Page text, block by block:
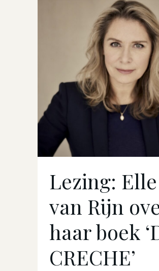
Lezing: Elle
van Rijn
haar boek
CRECHE’